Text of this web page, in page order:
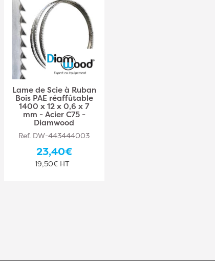
Lame de Scie à Ruban
Bois PAE réaffûtable
1400 x 12 x 0,6 x 7
mm - Acier C75 -
Diamwood
Ref. DW-443444003
23,40€
19,50€ HT